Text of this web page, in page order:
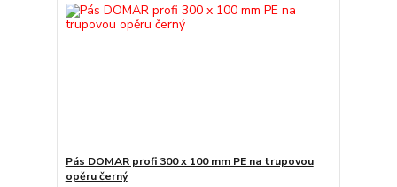
Pás DOMAR profi 300 x 100 mm PE na trupovou
opěru černý